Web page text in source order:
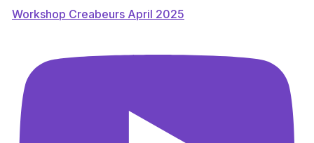
Workshop Creabeurs April 2025